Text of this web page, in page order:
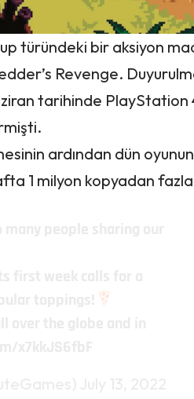
türündeki bir aksiyon
Revenge.
tarihinde
ardından dün
1 milyon kopyadan fazla